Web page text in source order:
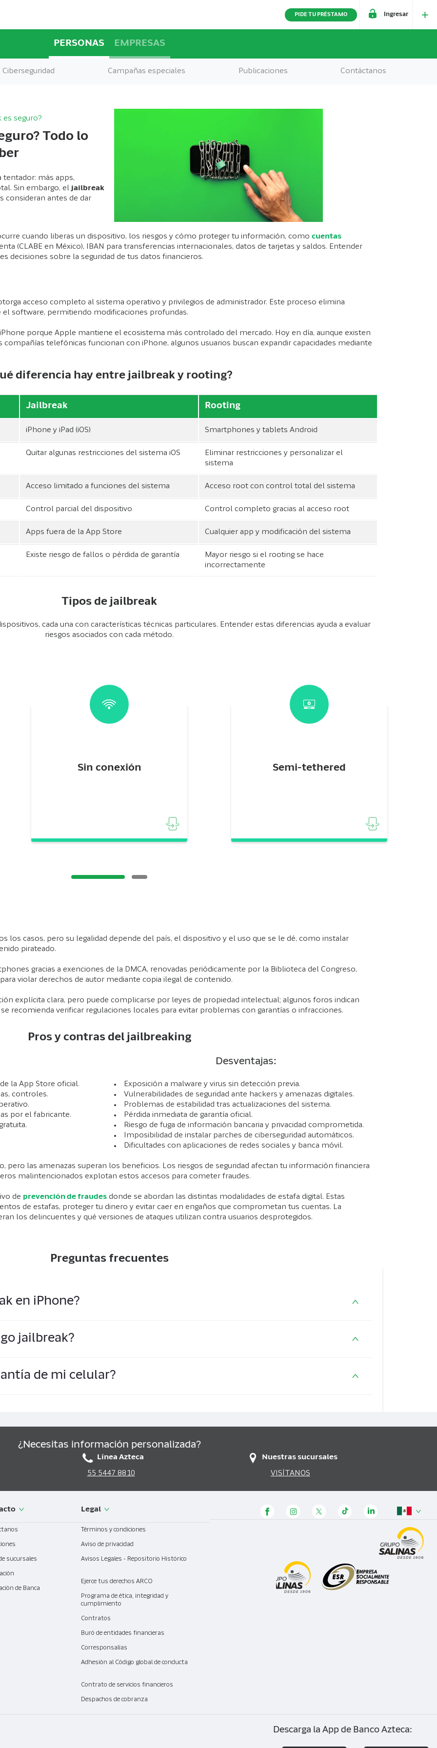
PIDE TU PRÉSTAMO Ingresar
PERSONAS EMPRESAS
Ciberseguridad Campañas especiales Publicaciones Contáctanos
es seguro?
Todo lo
tentador: más apps,
Sin embargo, eljailbreak
consideran antes de dar
cuando liberas un dispositivo, los riesgos y cómo proteger tu información, comocuentas
(CLABE en México), IBAN para transferencias internacionales, datos de tarjetas y saldos. Entender
decisiones sobre la seguridad de tus datos financieros.
acceso completo al sistema operativo y privilegios de administrador. Este proceso elimina
software, permitiendo modificaciones profundas.
porque Apple mantiene el ecosistema más controlado del mercado. Hoy en día, aunque existen
telefónicas funcionan con iPhone, algunos usuarios buscan expandir capacidades mediante
diferencia hay entre jailbreak y rooting?
Jailbreak Rooting
iPhone y iPad (iOS) Smartphones y tablets Android
Quitar algunas restricciones del sistema iOS
Eliminar restricciones y personalizar el
sistema
Acceso limitado a funciones del sistema Acceso root con control total del sistema
Control parcial del dispositivo Control completo gracias al acceso root
Apps fuera de la App Store Cualquier app y modificación del sistema
Existe riesgo de fallos o pérdida de garantía
Mayor riesgo si el rooting se hace
incorrectamente
Tipos de jailbreak
cada una con características técnicas particulares. Entender estas diferencias ayuda a evaluar
riesgos asociados con cada método.
Sin conexión
normalmente sin computadora,
Semi-tethered
reconectarse. Las aplicaciones no
los casos, pero su legalidad depende del país, el dispositivo y el uso que se le dé, como instalar
pirateado.
gracias a exenciones de la DMCA, renovadas periódicamente por la Biblioteca del Congreso,
violar derechos de autor mediante copia ilegal de contenido.
explícita clara, pero puede complicarse por leyes de propiedad intelectual; algunos foros indican
recomienda verificar regulaciones locales para evitar problemas con garantías o infracciones.
Pros y contras del jailbreaking
la App Store oficial.
controles.
por el fabricante.
Desventajas:
Exposición a malware y virus sin detección previa.
Vulnerabilidades de seguridad ante hackers y amenazas digitales.
Problemas de estabilidad tras actualizaciones del sistema.
Pérdida inmediata de garantía oficial.
Riesgo de fuga de información bancaria y privacidad comprometida.
Imposibilidad de instalar parches de ciberseguridad automáticos.
Dificultades con aplicaciones de redes sociales y banca móvil.
pero las amenazas superan los beneficios. Los riesgos de seguridad afectan tu información financiera
malintencionados explotan estos accesos para cometer fraudes.
de prevención de fraudes donde se abordan las distintas modalidades de estafa digital. Estas
de estafas, proteger tu dinero y evitar caer en engaños que comprometan tus cuentas. La
los delincuentes y qué versiones de ataques utilizan contra usuarios desprotegidos.
Preguntas frecuentes
en iPhone?
de la App Store, personalizar funciones bloqueadas y modificar el sistema según preferencias
mejoran la productividad o estética del dispositivo.
jailbreak?
borra archivos existentes. Sin embargo, errores durante la liberación pueden corromper el
información. Es recomendable realizar copias de respaldo antes del lanzamiento, es
de mi celular?
¿Necesitas información personalizada?
Línea Azteca
55 5447 8810
Nuestras sucursales
VISÍTANOS
sucursales
de Banca
Legal
Términos y condiciones
Aviso de privacidad
Avisos Legales - Repositorio Histórico
Ejerce tus derechos ARCO
Programa de ética, integridad y
cumplimiento
Contratos
Buró de entidades financieras
Corresponsalías
Adhesión al Código global de conducta
Contrato de servicios financieros
Despachos de cobranza
Honduras
Descarga la App de Banco Azteca: